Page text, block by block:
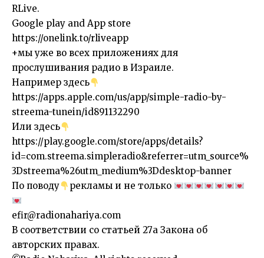
RLive.
Google play and App store
https://onelink.to/rliveapp
+мы уже во всех приложениях для
прослушивания радио в Израиле.
Например здесь
https://apps.apple.com/us/app/simple-radio-by-
streema-tunein/id891132290
Или здесь
https://play.google.com/store/apps/details?
id=com.streema.simpleradio&referrer=utm_source%
3Dstreema%26utm_medium%3Ddesktop-banner
По поводу
рекламы и не только
efir@radionahariya.com
В соответствии со статьей 27a Закона об
авторских правах.